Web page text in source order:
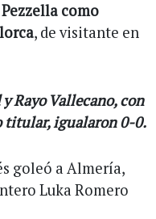
como
, de visitante en
Rayo Vallecano, con
titular, igualaron 0-0.
goleó a Almería,
Luka Romero